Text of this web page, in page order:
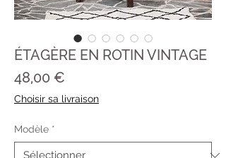
ÉTAGÈRE EN ROTIN VINTAGE
48,00 €
Choisir sa livraison
Modèle *